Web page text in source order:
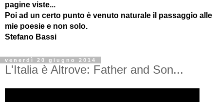
pagine viste...
Poi ad un certo punto è venuto naturale il passaggio alle
mie poesie e non solo.
Stefano Bassi
venerdì 20 giugno 2014
L'Italia è Altrove: Father and Son...